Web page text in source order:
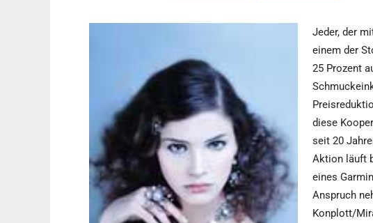
Jeder, der
einem der
25 Prozent
diese
seit 20
Aktion läuft
eines
Anspruch
Konplott/